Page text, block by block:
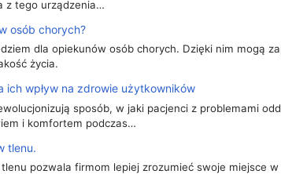
z tego urządzenia…
osób chorych?
dla opiekunów osób chorych. Dzięki nim mogą
życia.
ich wpływ na zdrowie użytkowników
sposób, w jaki pacjenci z problemami
i komfortem podczas…
tlenu.
pozwala firmom lepiej zrozumieć swoje miejsce